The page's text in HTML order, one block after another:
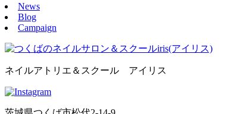
News
Blog
Campaign
ネイルアトリエ＆スクール アイリス